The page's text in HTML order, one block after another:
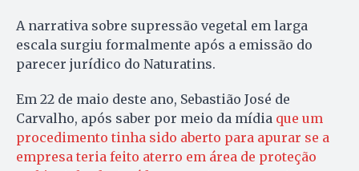
A narrativa sobre supressão vegetal em larga
escala surgiu formalmente após a emissão do
parecer jurídico do Naturatins.
Em 22 de maio deste ano, Sebastião José de
Carvalho, após saber por meio da mídia que um
procedimento tinha sido aberto para apurar se a
empresa teria feito aterro em área de proteção